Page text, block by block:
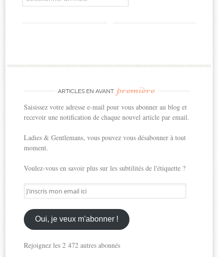
ARTICLES EN AVANT première
Saisissez votre adresse e-mail pour vous abonner au blog et
recevoir une notification de chaque nouvel article par email.
Ladies & Gentlemans, vous pouvez vous désabonner à tout
moment.
Voulez-vous en savoir plus sur les subtilités de l'étiquette ?
J'inscris
mon
email
ici
Oui, je veux m'abonner !
Rejoignez les 2 472 autres abonnés